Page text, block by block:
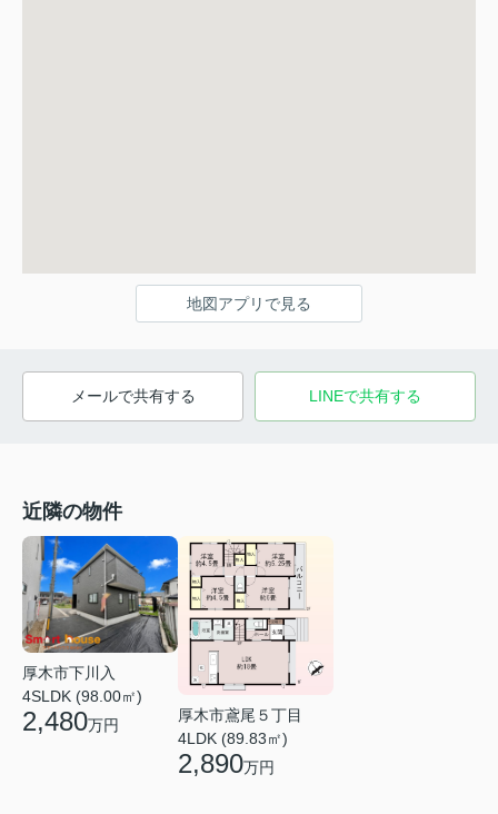
地図アプリで見る
メールで共有する LINEで共有する
近隣の物件
厚木市下川入
4SLDK (98.00㎡)
2,480万円
厚木市鳶尾５丁目
4LDK (89.83㎡)
2,890万円